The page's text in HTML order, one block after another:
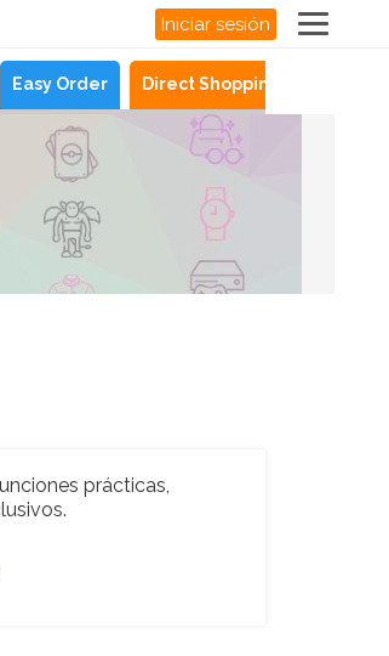
Iniciar sesión
Easy Order Direct Shopping
prácticas,